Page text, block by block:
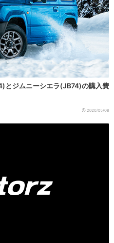
とジムニーシエラ(JB74)の購入費
2020/05/08